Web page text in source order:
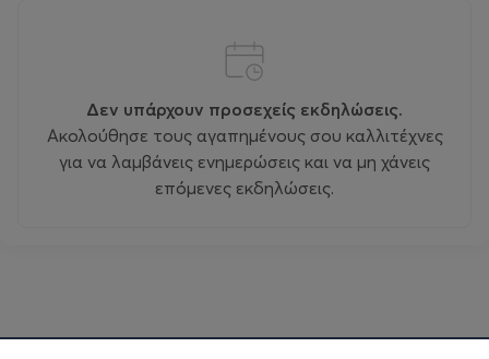
Δεν υπάρχουν προσεχείς εκδηλώσεις.
Ακολούθησε τους αγαπημένους σου καλλιτέχνες
για να λαμβάνεις ενημερώσεις και να μη χάνεις
επόμενες εκδηλώσεις.